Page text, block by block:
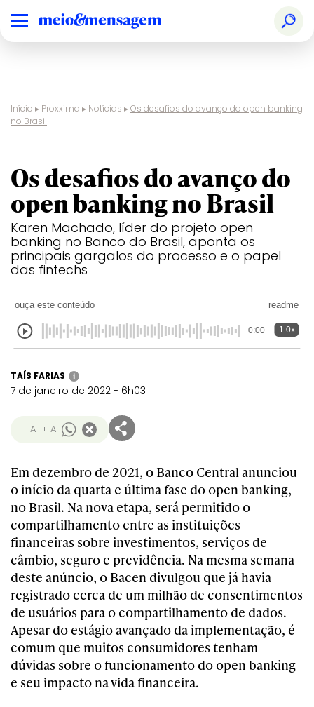
Início ▸ Proxxima ▸ Notícias ▸Os desafios do avanço do open banking
no Brasil
Os desafios do avanço do
open banking no Brasil
Karen Machado, líder do projeto open
banking no Banco do Brasil, aponta os
principais gargalos do processo e o papel
das fintechs
ouça este conteúdo readme
0:00 1.0x
TAÍS FARIAS i
7 de janeiro de 2022 - 6h03
- A + A
Em dezembro de 2021, o Banco Central anunciou
o início da quarta e última fase do open banking,
no Brasil. Na nova etapa, será permitido o
compartilhamento entre as instituições
financeiras sobre investimentos, serviços de
câmbio, seguro e previdência. Na mesma semana
deste anúncio, o Bacen divulgou que já havia
registrado cerca de um milhão de consentimentos
de usuários para o compartilhamento de dados.
Apesar do estágio avançado da implementação, é
comum que muitos consumidores tenham
dúvidas sobre o funcionamento do open banking
e seu impacto na vida financeira.